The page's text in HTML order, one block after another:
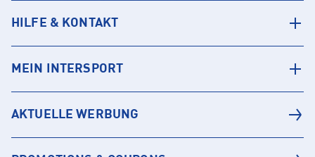
HILFE & KONTAKT
MEIN INTERSPORT
AKTUELLE WERBUNG